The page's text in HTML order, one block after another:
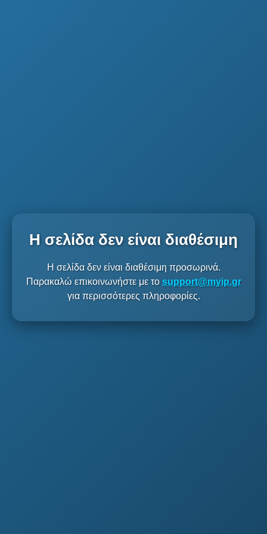
Η σελίδα δεν είναι διαθέσιμη
Η σελίδα δεν είναι διαθέσιμη προσωρινά.
Παρακαλώ επικοινωνήστε με το support@myip.gr
για περισσότερες πληροφορίες.